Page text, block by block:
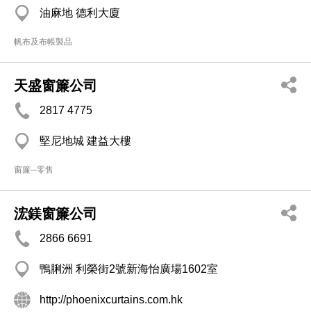
油麻地 德利大廈
帆布及布帳製品
天盛窗簾公司
2817 4775
堅尼地城 建益大樓
窗簾─零售
浤鎂窗簾公司
2866 6691
鴨脷洲 利榮街2號新海怡廣場1602室
http://phoenixcurtains.com.hk